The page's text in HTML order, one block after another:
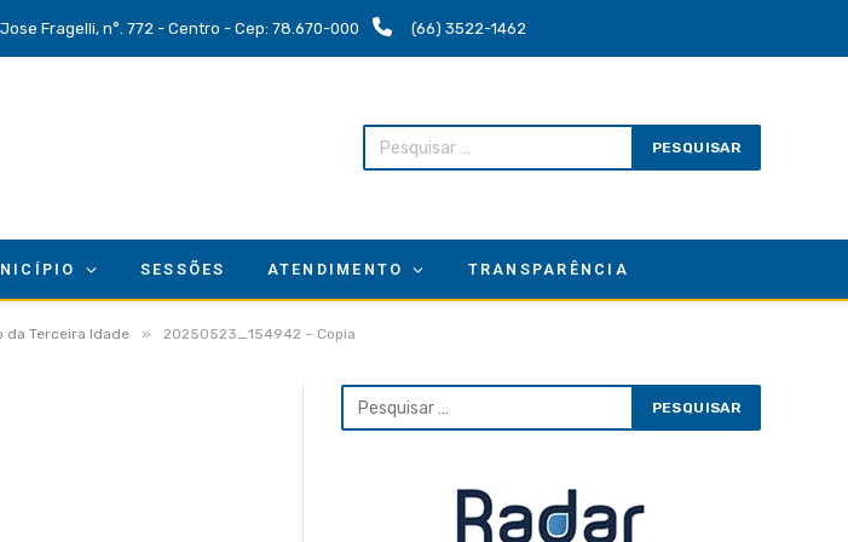
Fragelli, n°. 772 - Centro - Cep: 78.670-000 (66) 3522-1462
SESSÕES ATENDIMENTO TRANSPARÊNCIA
da Terceira Idade » 20250523_154942 – Copia